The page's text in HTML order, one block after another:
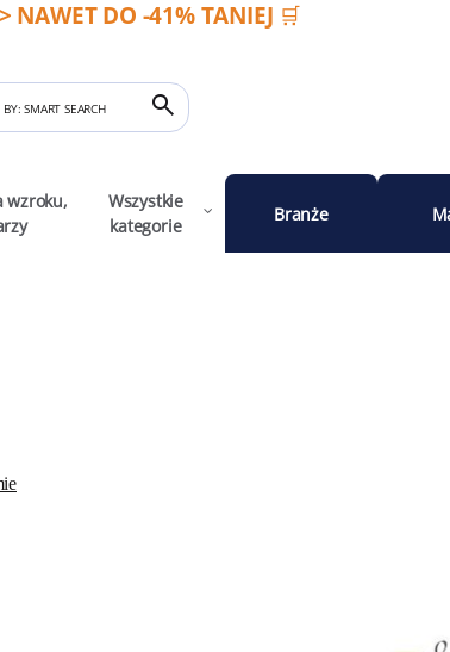
NAWET DO -41% TANIEJ 🛒
SMART SEARCH
wzroku,
Wszystkie
kategorie
Branże